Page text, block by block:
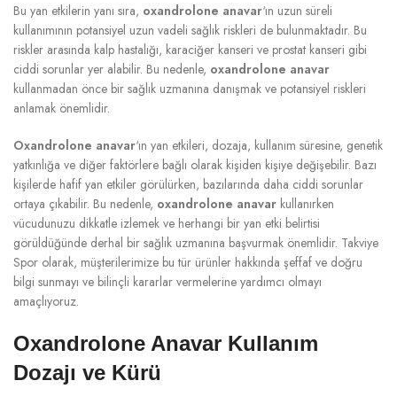
Bu yan etkilerin yanı sıra, oxandrolone anavar‘ın uzun süreli
kullanımının potansiyel uzun vadeli sağlık riskleri de bulunmaktadır. Bu
riskler arasında kalp hastalığı, karaciğer kanseri ve prostat kanseri gibi
ciddi sorunlar yer alabilir. Bu nedenle, oxandrolone anavar
kullanmadan önce bir sağlık uzmanına danışmak ve potansiyel riskleri
anlamak önemlidir.
Oxandrolone anavar‘ın yan etkileri, dozaja, kullanım süresine, genetik
yatkınlığa ve diğer faktörlere bağlı olarak kişiden kişiye değişebilir. Bazı
kişilerde hafif yan etkiler görülürken, bazılarında daha ciddi sorunlar
ortaya çıkabilir. Bu nedenle, oxandrolone anavar kullanırken
vücudunuzu dikkatle izlemek ve herhangi bir yan etki belirtisi
görüldüğünde derhal bir sağlık uzmanına başvurmak önemlidir. Takviye
Spor olarak, müşterilerimize bu tür ürünler hakkında şeffaf ve doğru
bilgi sunmayı ve bilinçli kararlar vermelerine yardımcı olmayı
amaçlıyoruz.
Oxandrolone Anavar Kullanım
Dozajı ve Kürü